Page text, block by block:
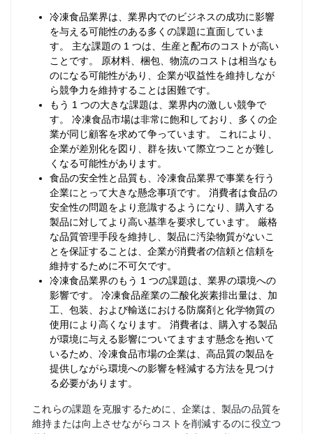
冷凍食品業界は、業界内でのビジネスの成功に影響
を与える可能性のある多くの課題に直面していま
す。 主な課題の 1 つは、生産と配布のコストが高い
ことです。 原材料、梱包、物流のコストは相当なも
のになる可能性があり、企業が収益性を維持しなが
ら競争力を維持することは困難です。
もう 1 つの大きな課題は、業界内の激しい競争で
す。 冷凍食品市場は非常に飽和しており、多くの企
業が同じ顧客を求めて争っています。 これにより、
企業が差別化を図り、群を抜いて際立つことが難し
くなる可能性があります。
食品の安全性と品質も、冷凍食品業界で事業を行う
企業にとって大きな懸念事項です。 消費者は食品の
安全性の問題をより意識するようになり、購入する
製品に対してより高い基準を要求しています。 厳格
な品質管理手段を維持し、製品に汚染物質がないこ
とを保証することは、企業が消費者の信頼と信頼を
維持するために不可欠です。
冷凍食品業界のもう 1 つの課題は、業界の環境への
影響です。 冷凍食品産業の二酸化炭素排出量は、加
工、包装、および輸送における防腐剤と化学物質の
使用により高くなります。 消費者は、購入する製品
が環境に与える影響についてますます懸念を抱いて
いるため、冷凍食品市場の企業は、高品質の製品を
提供しながら環境への影響を軽減する方法を見つけ
る必要があります。
これらの課題を克服するために、企業は、製品の品質を
維持または向上させながらコストを削減するのに役立つ